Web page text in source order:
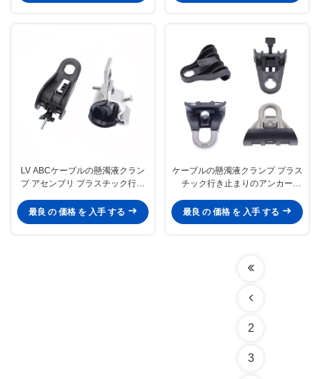
LV ABCケーブルの懸濁液クラン
プ アセンブリ プラスチック行き
最良 の 価格 を 入手 する
ケーブルの懸濁液クランプ プラス
チック行き止まりのアンカー
最良 の 価格 を 入手 する
2
3